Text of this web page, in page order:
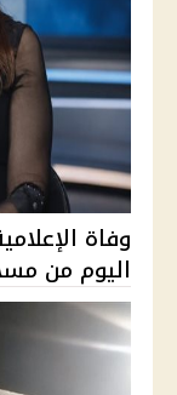
وفاة
اليوم من